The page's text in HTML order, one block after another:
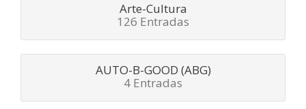
Arte-Cultura
126 Entradas
AUTO-B-GOOD (ABG)
4 Entradas